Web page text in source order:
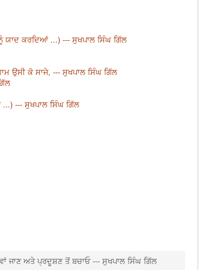
ਨੂੰ ਯਾਦ ਕਰਦਿਆਂ ...) --- ਸੁਖਪਾਲ ਸਿੰਘ ਗਿੱਲ
ਉਸੀ ਕੋ ਸਾਜੇ, --- ਸੁਖਪਾਲ ਸਿੰਘ ਗਿੱਲ
--- ਸੁਖਪਾਲ ਸਿੰਘ ਗਿੱਲ
ਜਾਣ ਅਤੇ ਪ੍ਰਦੂਸ਼ਣ ਤੋਂ ਬਚਾਓ --- ਸੁਖਪਾਲ ਸਿੰਘ ਗਿੱਲ